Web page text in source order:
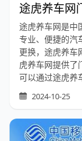
途虎养车网
途虎养车网是中
专业、便捷的汽
更换，途虎养车
虎养车网提供了
可以通过途虎养
2024-10-25